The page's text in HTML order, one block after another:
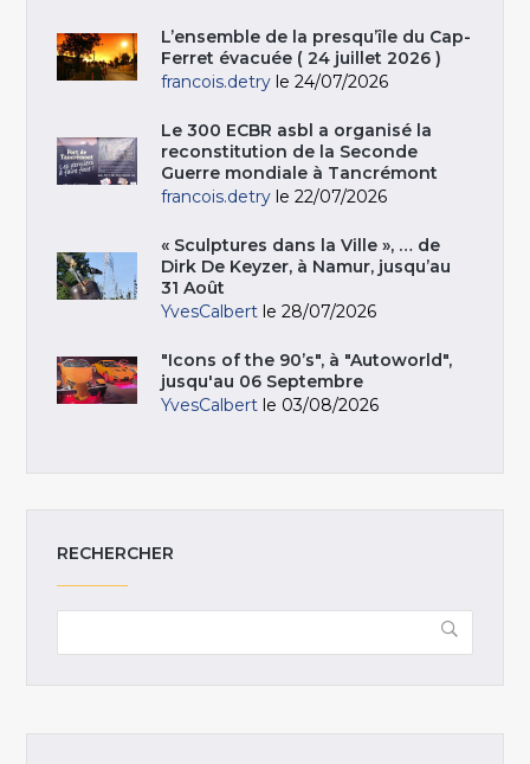
L’ensemble de la presqu’île du Cap-
Ferret évacuée ( 24 juillet 2026 )
francois.detry le 24/07/2026
Le 300 ECBR asbl a organisé la
reconstitution de la Seconde
Guerre mondiale à Tancrémont
francois.detry le 22/07/2026
« Sculptures dans la Ville », … de
Dirk De Keyzer, à Namur, jusqu’au
31 Août
YvesCalbert le 28/07/2026
"Icons of the 90’s", à "Autoworld",
jusqu'au 06 Septembre
YvesCalbert le 03/08/2026
RECHERCHER